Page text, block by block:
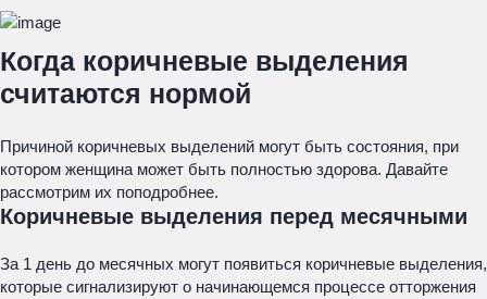
Когда коричневые выделения
считаются нормой
Причиной коричневых выделений могут быть состояния, при
котором женщина может быть полностью здорова. Давайте
рассмотрим их поподробнее.
Коричневые выделения перед месячными
За 1 день до месячных могут появиться коричневые выделения,
которые сигнализируют о начинающемся процессе отторжения